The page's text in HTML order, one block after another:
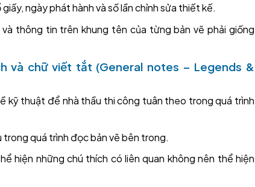
ngày phát hành và số lần chỉnh sửa thiết kế.
thông tin trên khung tên của từng bản vẽ phải giống
và chữ viết tắt (General notes – Legends &
kỹ thuật để nhà thầu thi công tuân theo trong quá trình
quá trình đọc bản vẽ bên trong.
hiện những chú thích có liên quan không nên thể hiện